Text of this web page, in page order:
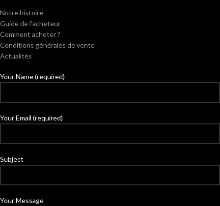
Notre histoire
Guide de l’acheteur
Comment acheter ?
Conditions générales de vente
Actualités
Your Name (required)
Your Email (required)
Subject
Your Message